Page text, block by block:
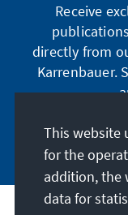
Receive
directly from
Karrenbauer.
This website
for the
addition, the
data for